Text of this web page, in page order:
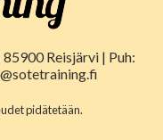
Reisjärvi | Puh:
pidätetään.